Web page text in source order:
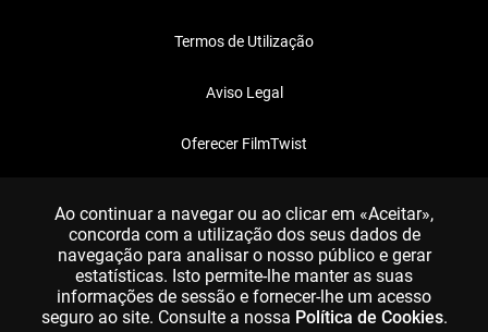
Termos de Utilização
Aviso Legal
Oferecer FilmTwist
Ao continuar a navegar ou ao clicar em «Aceitar»,
concorda com a utilização dos seus dados de
navegação para analisar o nosso público e gerar
estatísticas. Isto permite-lhe manter as suas
informações de sessão e fornecer-lhe um acesso
seguro ao site. Consulte a nossa Política de Cookies.